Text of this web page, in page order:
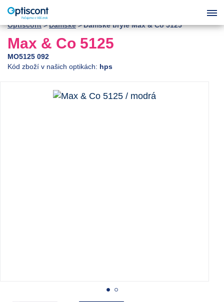
Optiscont Dámské Dámské brýle Max & Co 5125
Max & Co 5125
MO5125 092
Kód zboží v našich optikách: hps